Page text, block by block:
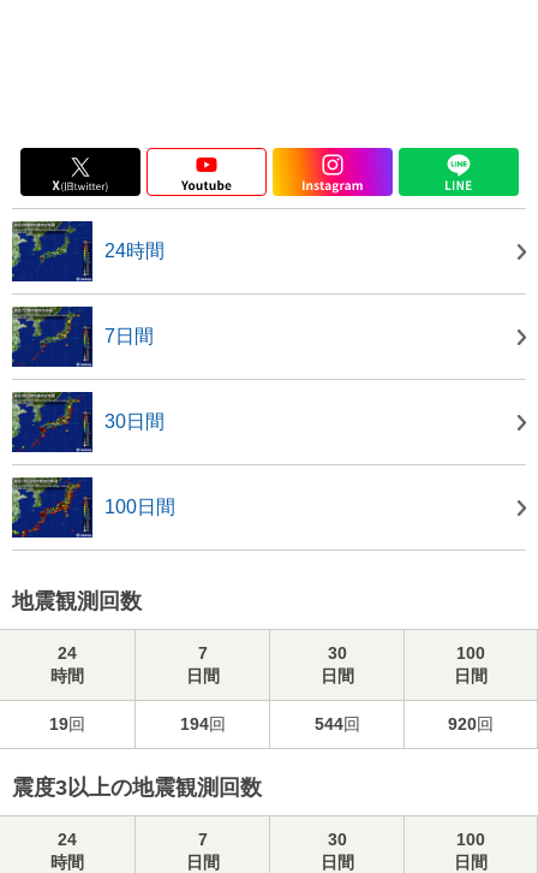
24時間
7日間
30日間
100日間
地震観測回数
24
時間
7
日間
30
日間
100
日間
19回 194回 544回 920回
震度3以上の地震観測回数
24
時間
7
日間
30
日間
100
日間